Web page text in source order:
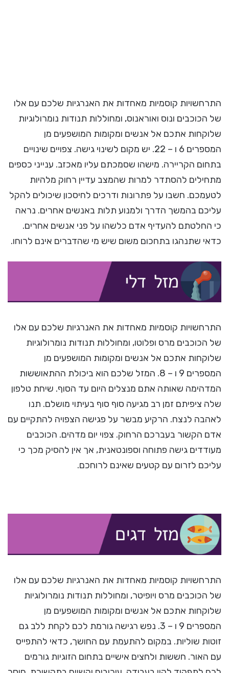
התרחשויות קוסמיות מאחדות את האנרגיות שלכם עם אלו
של הכוכבים ונוס ואוראנוס, ומחוללות תנודות נומרולוגיות
שלוקחות אתכם אל אנשים ומקומות המושפעים מן
המספרים 6 ו – 22. יש מקום לשינוי גישה. צפויים שינויים
בתחום הקריירה. מישהו שסמכתם עליו מאכזב. ענייני כספים
מתחילים להסתדר למרות שהמצב עדיין רחוק מלהיות
לטעמכם. חשבו על פתרונות ודרכים לחיסכון שיכולים להקל
עליכם בהמשך הדרך ולמנוע תלות באנשים אחרים. נראה
כי החלטתם להעדיף אדם כלשהו על פני אנשים אחרים.
כדאי שתנהגו בתחכום משום שיש מי שהדברים אינם לרוחו.
התרחשויות קוסמיות מאחדות את האנרגיות שלכם עם אלו
של הכוכבים מרס ופלוטו, ומחוללות תנודות נומרולוגיות
שלוקחות אתכם אל אנשים ומקומות המושפעים מן
המספרים 9 ו – 8. המזל שלכם הוא ביכולת ההתאוששות
המדהימה שאותה אתם מנצלים היום עד הסוף. שיחת טלפון
שלה ציפיתם זמן רב מגיעה סוף סוף בעיתוי מושלם. תנו
לאהבה לנצח. הרקיע מבשר על פגישה הצפויה להתקיים עם
אדם הקשור בעברכם הרחוק. צפוי יום מדהים. הכוכבים
מעודדים גישה פתוחה וספונטאנית, אך אין להסיק מכך כי
עליכם לזרום עם קטעים שאינם לרוחכם.
התרחשויות קוסמיות מאחדות את האנרגיות שלכם עם אלו
של הכוכבים מרס ויופיטר, ומחוללות תנודות נומרולוגיות
שלוקחות אתכם אל אנשים ומקומות המושפעים מן
המספרים 9 ו – 3. נפש רגישה גורמת לכם לקחת ללב גם
זוטות שוליות. במקום להתעמת עם החושך, כדאי להתפייס
עם האור. חששות ולחצים אישיים בתחום הזוגיות גורמים